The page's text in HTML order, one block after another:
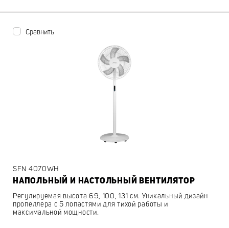
Сравнить
SFN 4070WH
НАПОЛЬНЫЙ И НАСТОЛЬНЫЙ ВЕНТИЛЯТОР
Регулируемая высота 69, 100, 131 см. Уникальный дизайн
пропеллера с 5 лопастями для тихой работы и
максимальной мощности.